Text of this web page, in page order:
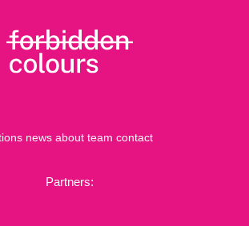
news about team contact
Partners: